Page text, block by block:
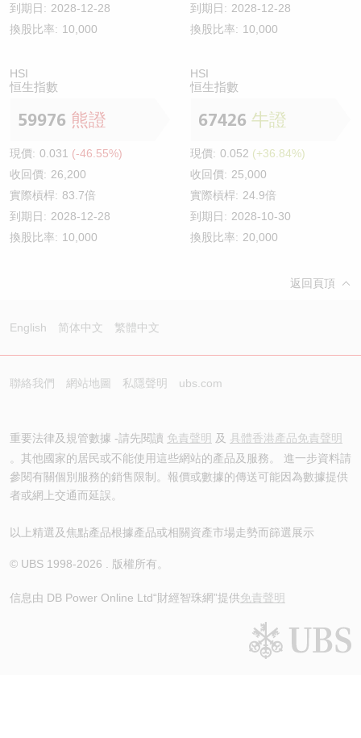
到期日: 2028-12-28
換股比率: 10,000
到期日: 2028-12-28
換股比率: 10,000
HSI
恒生指數
59976 熊證
現價: 0.031 (-46.55%)
收回價: 26,200
實際槓桿: 83.7倍
到期日: 2028-12-28
換股比率: 10,000
HSI
恒生指數
67426 牛證
現價: 0.052 (+36.84%)
收回價: 25,000
實際槓桿: 24.9倍
到期日: 2028-10-30
換股比率: 20,000
返回頁頂
English 简体中文 繁體中文
聯絡我們 網站地圖 私隱聲明 ubs.com
重要法律及規管數據 -請先閱讀 免責聲明 及 具體香港產品免責聲明
。其他國家的居民或不能使用這些網站的產品及服務。 進一步資料請
參閱有關個別服務的銷售限制。報價或數據的傳送可能因為數據提供
者或網上交通而延誤。
以上精選及焦點產品根據產品或相關資產市場走勢而篩選展示
© UBS 1998-2026 . 版權所有。
信息由 DB Power Online Ltd“財經智珠網”提供免責聲明